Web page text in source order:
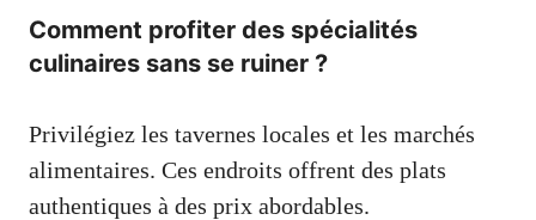
Comment profiter des spécialités
culinaires sans se ruiner ?
Privilégiez les tavernes locales et les marchés
alimentaires. Ces endroits offrent des plats
authentiques à des prix abordables.